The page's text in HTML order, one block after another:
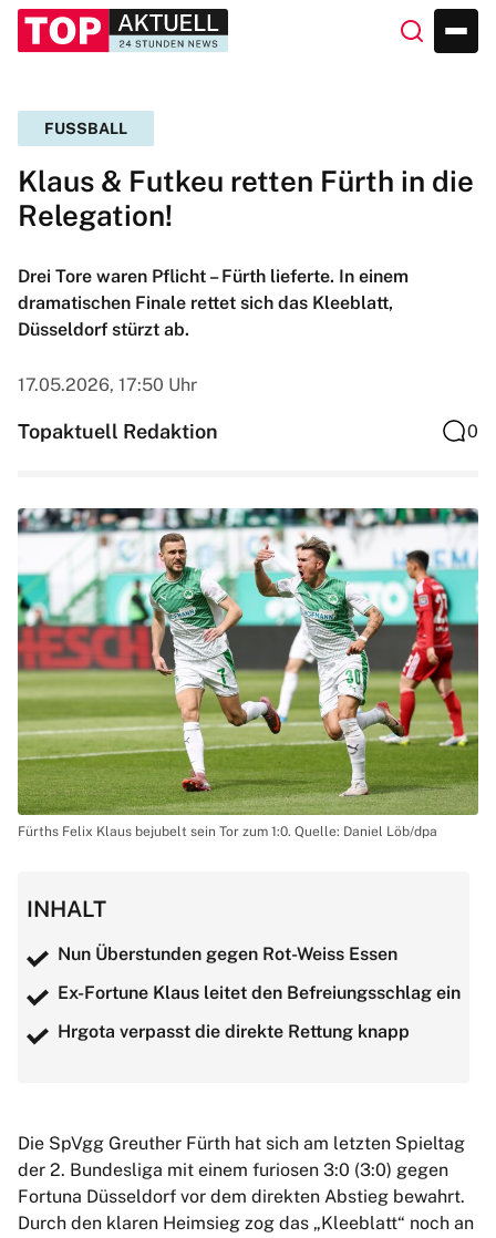
FUSSBALL
Klaus & Futkeu retten Fürth in die
Relegation!
Drei Tore waren Pflicht – Fürth lieferte. In einem
dramatischen Finale rettet sich das Kleeblatt,
Düsseldorf stürzt ab.
17.05.2026, 17:50 Uhr
Topaktuell Redaktion 0
Fürths Felix Klaus bejubelt sein Tor zum 1:0. Quelle: Daniel Löb/dpa
INHALT
Nun Überstunden gegen Rot-Weiss Essen
Ex-Fortune Klaus leitet den Befreiungsschlag ein
Hrgota verpasst die direkte Rettung knapp
Die SpVgg Greuther Fürth hat sich am letzten Spieltag
der 2. Bundesliga mit einem furiosen 3:0 (3:0) gegen
Fortuna Düsseldorf vor dem direkten Abstieg bewahrt.
Durch den klaren Heimsieg zog das „Kleeblatt“ noch an